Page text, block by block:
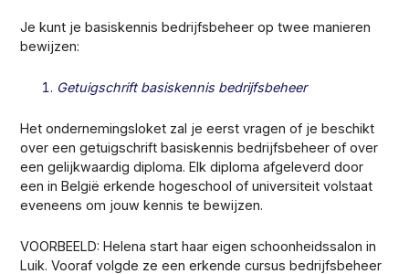
Je kunt je basiskennis bedrijfsbeheer op twee manieren
bewijzen:
Getuigschrift basiskennis bedrijfsbeheer
Het ondernemingsloket zal je eerst vragen of je beschikt
over een getuigschrift basiskennis bedrijfsbeheer of over
een gelijkwaardig diploma. Elk diploma afgeleverd door
een in België erkende hogeschool of universiteit volstaat
eveneens om jouw kennis te bewijzen.
VOORBEELD: Helena start haar eigen schoonheidssalon in
Luik. Vooraf volgde ze een erkende cursus bedrijfsbeheer